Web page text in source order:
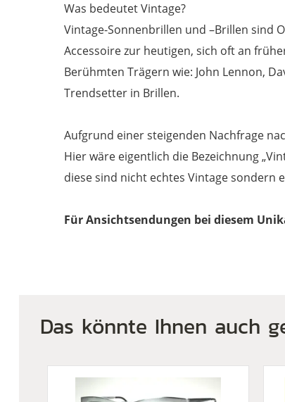
Was bedeutet Vintage?
Vintage-Sonnenbrillen und –Brillen sind
Accessoire zur heutigen, sich oft an
Berühmten Trägern wie: John Lennon,
Trendsetter in Brillen.
Aufgrund einer steigenden Nachfrage
Hier wäre eigentlich die Bezeichnung
diese sind nicht echtes Vintage sondern
Für Ansichtsendungen bei diesem
Das könnte Ihnen auch